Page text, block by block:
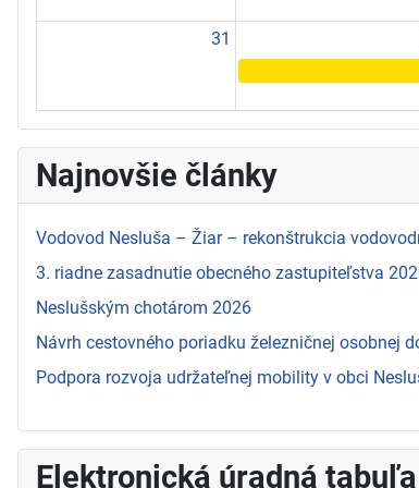
31
Najnovšie články
Vodovod Nesluša – Žiar – rekonštrukcia
3. riadne zasadnutie obecného zastupiteľstva
Neslušským chotárom 2026
Návrh cestovného poriadku železničnej osobnej
Podpora rozvoja udržateľnej mobility v obci
Elektronická úradná tabuľa